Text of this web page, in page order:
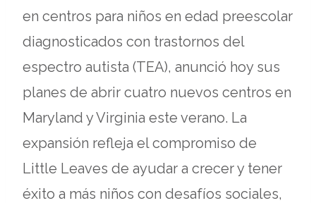
en centros para niños en edad preescolar
diagnosticados con trastornos del
espectro autista (TEA), anunció hoy sus
planes de abrir cuatro nuevos centros en
Maryland y Virginia este verano. La
expansión refleja el compromiso de
Little Leaves de ayudar a crecer y tener
éxito a más niños con desafíos sociales,